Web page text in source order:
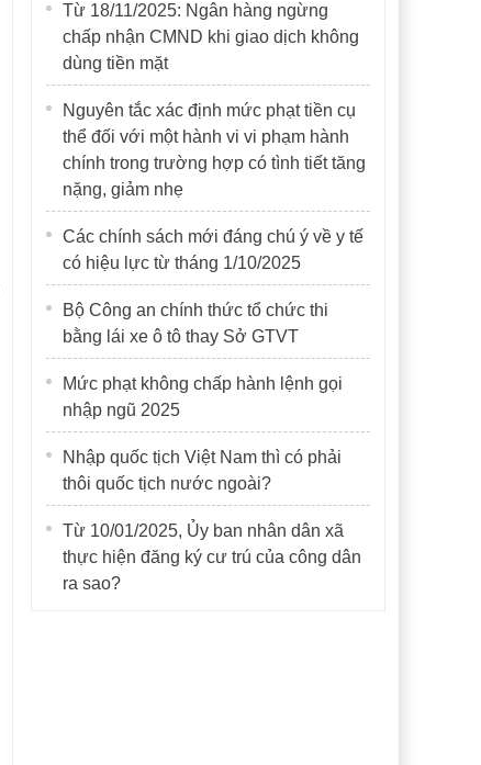
Từ 18/11/2025: Ngân hàng ngừng
chấp nhận CMND khi giao dịch không
dùng tiền mặt
Nguyên tắc xác định mức phạt tiền cụ
thể đối với một hành vi vi phạm hành
chính trong trường hợp có tình tiết tăng
nặng, giảm nhẹ
Các chính sách mới đáng chú ý về y tế
có hiệu lực từ tháng 1/10/2025
Bộ Công an chính thức tổ chức thi
bằng lái xe ô tô thay Sở GTVT
Mức phạt không chấp hành lệnh gọi
nhập ngũ 2025
Nhập quốc tịch Việt Nam thì có phải
thôi quốc tịch nước ngoài?
Từ 10/01/2025, Ủy ban nhân dân xã
thực hiện đăng ký cư trú của công dân
ra sao?